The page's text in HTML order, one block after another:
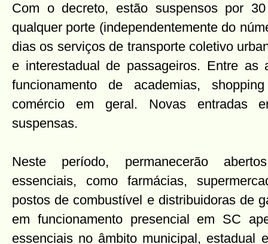
Com o decreto, estão suspensos por
qualquer porte (independentemente do
dias os serviços de transporte coletivo
e interestadual de passageiros. Entre as
funcionamento de academias,
comércio em geral. Novas entradas
suspensas.
Neste período, permanecerão
essenciais, como farmácias,
postos de combustível e distribuidoras de
em funcionamento presencial em SC
essenciais no âmbito municipal, estadual